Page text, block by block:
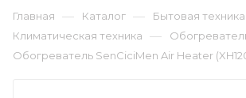
Главная — Каталог — Бытовая техника
Климатическая техника —
Обогреватель SenCiciMen Air Heater